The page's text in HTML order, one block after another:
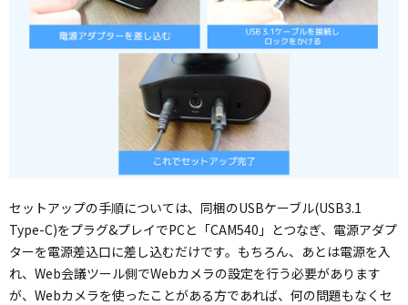
セットアップの手順については、同梱のUSBケーブル(USB3.1
Type-C)をプラグ&プレイでPCと「CAM540」とつなぎ、電源アダプ
ターを電源差込口に差し込むだけです。もちろん、あとは電源を入
れ、Web会議ツール側でWebカメラの設定を行う必要があります
が、Webカメラを使ったことがある方であれば、何の問題もなくセ